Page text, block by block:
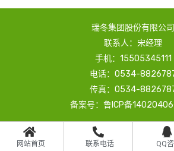
瑞冬集团股份有限公司
联系人：宋经理
手机：15505345111
电话：0534-
传真：0534-
备案号：鲁ICP备
网站首页 联系电话 QQ